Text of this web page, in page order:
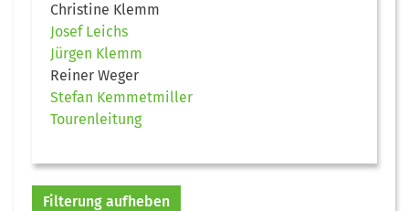
Christine Klemm
Josef Leichs
Jürgen Klemm
Reiner Weger
Stefan Kemmetmiller
Tourenleitung
Filterung aufheben